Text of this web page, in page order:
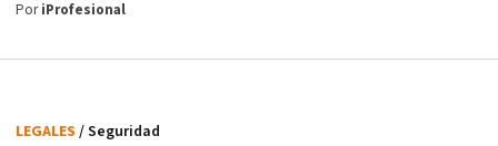
PoriProfesional
LEGALES / Seguridad